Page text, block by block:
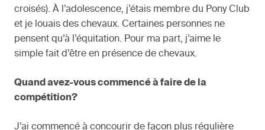
croisés). À l’adolescence, j’étais membre du Pony Club
et je louais des chevaux. Certaines personnes ne
pensent qu’à l’équitation. Pour ma part, j’aime le
simple fait d’être en présence de chevaux.
Quand avez-vous commencé à faire de la
compétition?
J’ai commencé à concourir de façon plus régulière